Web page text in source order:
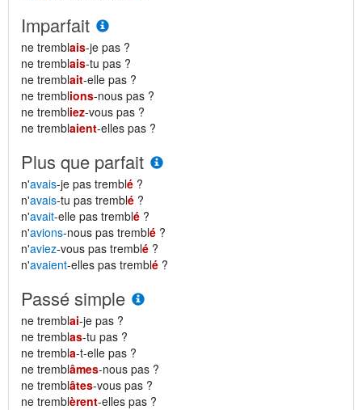
Imparfait
ne tremblais-je pas ?
ne tremblais-tu pas ?
ne tremblait-elle pas ?
ne tremblions-nous pas ?
ne trembliez-vous pas ?
ne tremblaient-elles pas ?
Plus que parfait
n'avais-je pas tremblé ?
n'avais-tu pas tremblé ?
n'avait-elle pas tremblé ?
n'avions-nous pas tremblé ?
n'aviez-vous pas tremblé ?
n'avaient-elles pas tremblé ?
Passé simple
ne tremblai-je pas ?
ne tremblas-tu pas ?
ne trembla-t-elle pas ?
ne tremblâmes-nous pas ?
ne tremblâtes-vous pas ?
ne tremblèrent-elles pas ?